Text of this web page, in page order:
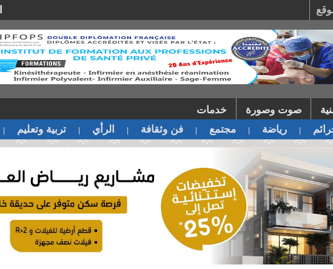
رياضة مجتمع فن وثقافة الرأي تربية وتعليم
صوت وصورة خدمات